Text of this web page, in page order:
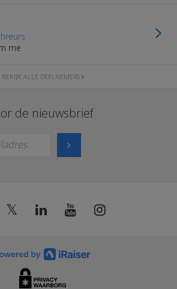
me
BEKIJK ALLE DEELNEMERS
de nieuwsbrief
𝕏